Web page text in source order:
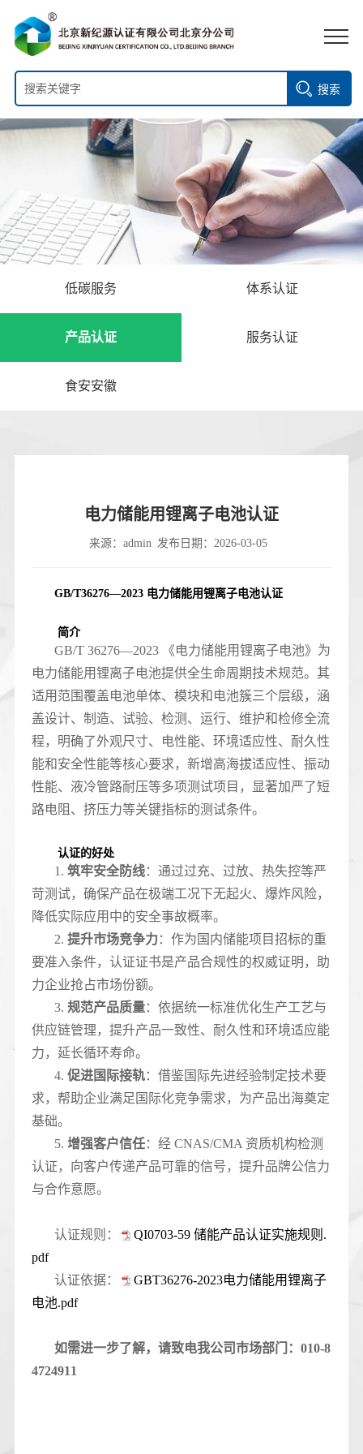
搜索
低碳服务 体系认证
产品认证 服务认证
食安安徽
电力储能用锂离子电池认证
来源：admin 发布日期：2026-03-05
GB/T36276—2023 电力储能用锂离子电池认证
简介
GB/T 36276—2023 《电力储能用锂离子电池》为
电力储能用锂离子电池提供全生命周期技术规范。其
适用范围覆盖电池单体、模块和电池簇三个层级，涵
盖设计、制造、试验、检测、运行、维护和检修全流
程，明确了外观尺寸、电性能、环境适应性、耐久性
能和安全性能等核心要求，新增高海拔适应性、振动
性能、液冷管路耐压等多项测试项目，显著加严了短
路电阻、挤压力等关键指标的测试条件。
认证的好处
1. 筑牢安全防线：通过过充、过放、热失控等严
苛测试，确保产品在极端工况下无起火、爆炸风险，
降低实际应用中的安全事故概率。
2. 提升市场竞争力 ：作为国内储能项目招标的重
要准入条件，认证证书是产品合规性的权威证明，助
力企业抢占市场份额。
3. 规范产品质量：依据统一标准优化生产工艺与
供应链管理，提升产品一致性、耐久性和环境适应能
力，延长循环寿命。
4. 促进国际接轨：借鉴国际先进经验制定技术要
求，帮助企业满足国际化竞争需求，为产品出海奠定
基础。
5. 增强客户信任：经 CNAS/CMA 资质机构检测
认证，向客户传递产品可靠的信号，提升品牌公信力
与合作意愿。
认证规则：
QI0703-59 储能产品认证实施规则.
pdf
认证依据：
GBT36276-2023电力储能用锂离子
电池.pdf
如需进一步了解，请致电我公司市场部门：010-8
4724911